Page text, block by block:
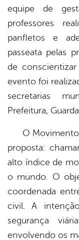
equipe de
professores
panfletos e
passeata pelas
de
evento foi
secretarias
Prefeitura,
O Movimento
proposta:
alto índice de
o mundo. O
coordenada
civil. A
segurança
envolvendo os